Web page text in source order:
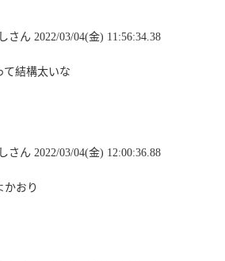
さん 2022/03/04(金) 11:56:34.38
て結構太いな
さん 2022/03/04(金) 12:00:36.88
かおり